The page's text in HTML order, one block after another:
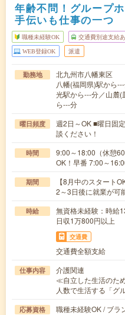
年齢不問！グループ
手伝いも仕事の一つ
職種未経験OK 交通費別途支給
WEB登録OK 派遣
勤務地
北九州市八幡東区
八幡(福岡県)駅から
光駅から---分／山麓
ら---分
曜日頻度
週2日～OK ■曜日固
談ください！
時間
9:00～18:00（休憩
OK！早番 7:00～
期間
【8月中のスタート
2～3日後に就業が可
時給
無資格未経験：時
日収1万800円以上
交通費
交通費全額支給
仕事内容
介護関連
≪自立した生活のた
人数で生活する「グ
応募資格
職種未経験OK / ブラ